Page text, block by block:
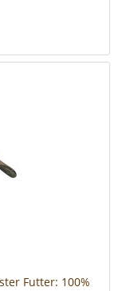
Futter: 100%